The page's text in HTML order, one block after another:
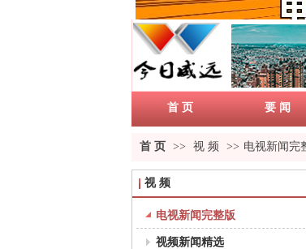
首 页 要 闻
首 页 >> 视 频 >> 电视新闻完
视 频
电视新闻完整版
视频新闻精选